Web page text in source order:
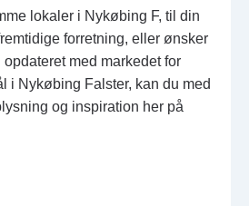
lokaler i Nykøbing F, til din
forretning, eller ønsker
med markedet for
i Nykøbing Falster, kan du med
og inspiration her på